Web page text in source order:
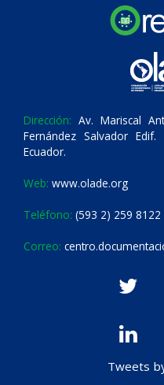
Dirección: Av. Mariscal
Fernández Salvador
Ecuador.
Web: www.olade.org
Teléfono: (593 2) 259
Correo:
Tweets